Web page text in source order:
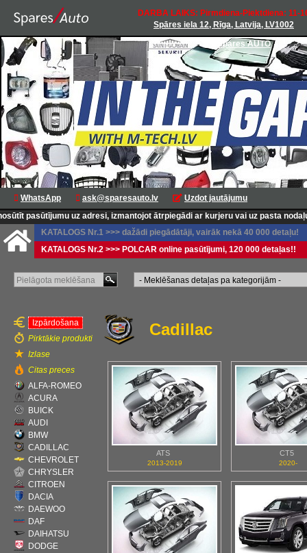
DARBA LAIKS: Pirmdiena-Piektdiena: 11-
Spāres iela 12, Rīga, Latvija, LV1002
Spares AUTO
WhatsApp ask@sparesauto.lv
Uzdot jautājumu
pasūtījumu uz adresi, izmantojot ātrpiegādi ar kurjeru vai uz pasta nodaļu,
KATALOGS Nr.1 >>> dažādi piegādātāji, vairāk nekā 40 000 detaļu!
KATALOGS Nr.2 >>> POLCAR online pasūtījumi, 120 000 detaļas!!
Izpārdošana
Pirktākie produkti
Izlase
Citas preces
ALFA-ROMEO
ACURA
BUICK
AUDI
BMW
CADILLAC
CHEVROLET
CHRYSLER
CITROEN
DACIA
DAEWOO
DAF
DAIHATSU
DODGE
Cadillac
ATS
2013-2019
CT5
2020-